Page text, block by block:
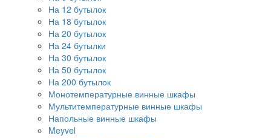
На 12 бутылок
На 18 бутылок
На 20 бутылок
На 24 бутылки
На 30 бутылок
На 50 бутылок
На 200 бутылок
Монотемпературные винные шкафы
Мультитемпературные винные шкафы
Напольные винные шкафы
Meyvel